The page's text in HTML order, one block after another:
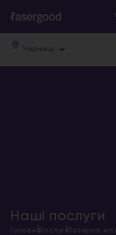
Чернівці
Наші послуги
Головна
|Послуги
|Лазерна